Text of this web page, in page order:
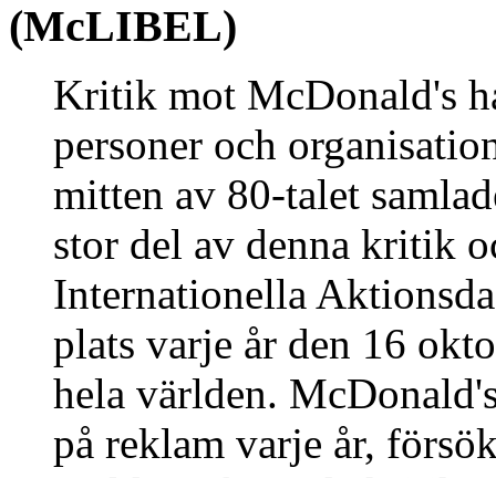
(McLIBEL)
Kritik mot McDonald's
personer och
mitten av 80-talet
stor del av denna kritik
Internationella
plats varje år den 16
hela världen.
på reklam varje år,